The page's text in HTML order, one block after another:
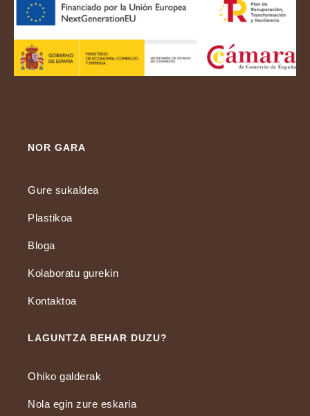
NOR GARA
Gure sukaldea
Plastikoa
Bloga
Kolaboratu gurekin
Kontaktoa
LAGUNTZA BEHAR DUZU?
Ohiko galderak
Nola egin zure eskaria